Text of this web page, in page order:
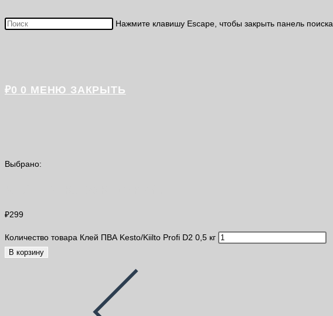
Нажмите клавишу Escape, чтобы закрыть панель поиска.
₽0 0 МЕНЮ ЗАКРЫТЬ
Выбрано:
₽299
Количество товара Клей ПВА Kesto/Kiilto Profi D2 0,5 кг
В корзину